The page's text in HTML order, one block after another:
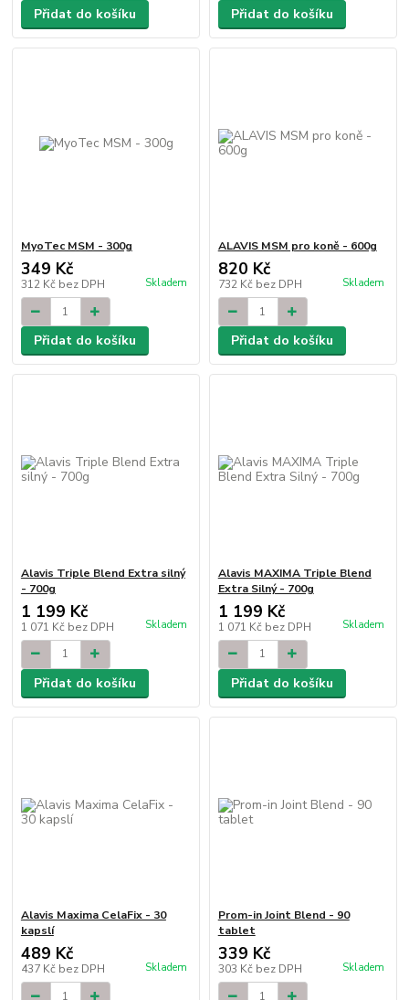
Přidat do košíku Přidat do košíku
MyoTec MSM - 300g
349 Kč
312 Kč bez DPH Skladem
Přidat do košíku
ALAVIS MSM pro koně - 600g
820 Kč
732 Kč bez DPH Skladem
Přidat do košíku
Alavis Triple Blend Extra silný
- 700g
1 199 Kč
1 071 Kč bez DPH Skladem
Přidat do košíku
Alavis MAXIMA Triple Blend
Extra Silný - 700g
1 199 Kč
1 071 Kč bez DPH Skladem
Přidat do košíku
Alavis Maxima CelaFix - 30
kapslí
489 Kč
437 Kč bez DPH Skladem
Prom-in Joint Blend - 90
tablet
339 Kč
303 Kč bez DPH Skladem